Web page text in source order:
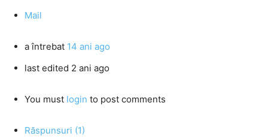
Mail
a întrebat 14 ani ago
last edited 2 ani ago
You must login to post comments
Răspunsuri (1)